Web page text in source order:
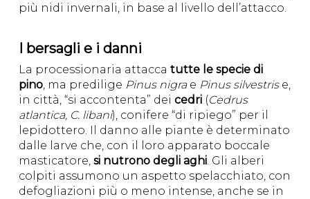
più nidi invernali, in base al livello dell’attacco.
I bersagli e i danni
La processionaria attacca tutte le specie di
pino, ma predilige Pinus nigrae Pinus silvestrise,
in città, “si accontenta” dei cedri(Cedrus
atlantica, C. libani), conifere “di ripiego” per il
lepidottero. Il danno alle piante è determinato
dalle larve che, con il loro apparato boccale
masticatore, si nutrono degli aghi. Gli alberi
colpiti assumono un aspetto spelacchiato, con
defogliazioni più o meno intense, anche se in